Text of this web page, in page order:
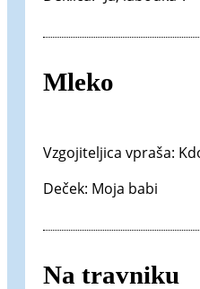
Mleko
Vzgojiteljica vpraša:
Deček: Moja babi
Na travniku